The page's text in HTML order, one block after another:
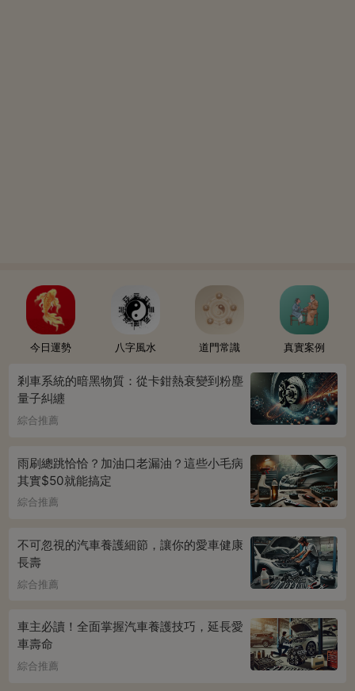
今日運勢 八字風水 道門常識 真實案例
剎車系統的暗黑物質：從卡鉗熱衰變到粉塵
量子糾纏
綜合推薦
雨刷總跳恰恰？加油口老漏油？這些小毛病
其實$50就能搞定
綜合推薦
不可忽視的汽車養護細節，讓你的愛車健康
長壽
綜合推薦
車主必讀！全面掌握汽車養護技巧，延長愛
車壽命
綜合推薦